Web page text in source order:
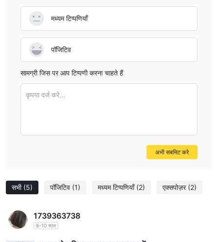
सभी (5) पॉजिटिव (1) मध्यम टिप्पणियाँ (2) एक्सपोज़र (2)
1739363738
6-10 साल
मध्यम टिप्पणियाँ
पॉजिटिव
सामग्री जिस पर आप टिप्पणी करना चाहते हैं
कृपया दर्ज करें...
अभी सबमिट करे